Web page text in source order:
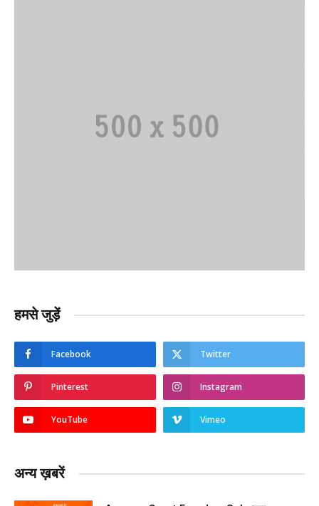
हमसे जुड़ें
Facebook Twitter
Pinterest Instagram
YouTube Vimeo
अन्य ख़बरें